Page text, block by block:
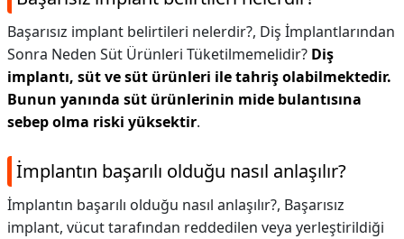
Başarısız implant belirtileri nelerdir?, Diş İmplantlarından
Sonra Neden Süt Ürünleri Tüketilmemelidir? Diş
implantı, süt ve süt ürünleri ile tahriş olabilmektedir.
Bunun yanında süt ürünlerinin mide bulantısına
sebep olma riski yüksektir.
İmplantın başarılı olduğu nasıl anlaşılır?
İmplantın başarılı olduğu nasıl anlaşılır?, Başarısız
implant, vücut tarafından reddedilen veya yerleştirildiği